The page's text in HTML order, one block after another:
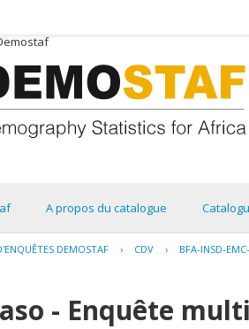
A propos du catalogue
DEMOSTAF › CDV › BFA-INSD-
- Enquête